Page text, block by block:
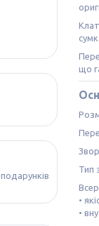
що
Тип
•
•